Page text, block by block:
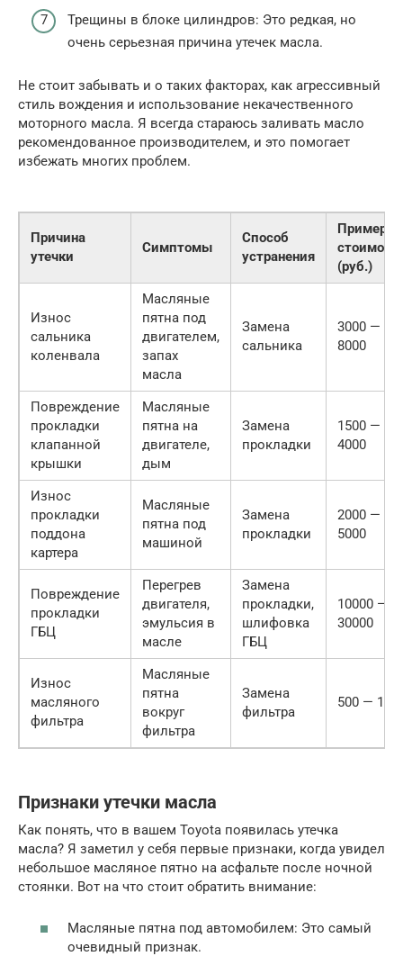
Трещины в блоке цилиндров: Это редкая, но
очень серьезная причина утечек масла.
Не стоит забывать и о таких факторах, как агрессивный
стиль вождения и использование некачественного
моторного масла. Я всегда стараюсь заливать масло
рекомендованное производителем, и это помогает
избежать многих проблем.
Причина
утечки
Симптомы
Способ
устранения
(руб.)
Износ
сальника
коленвала
Масляные
пятна под
двигателем,
запах
масла
Замена
сальника
3000 —
8000
Повреждение
прокладки
клапанной
крышки
Масляные
пятна на
двигателе,
дым
Замена
прокладки
1500 —
4000
Износ
прокладки
поддона
картера
Масляные
пятна под
машиной
Замена
прокладки
2000 —
5000
Повреждение
прокладки
ГБЦ
Перегрев
двигателя,
эмульсия в
масле
Замена
прокладки,
шлифовка
ГБЦ
10000 —
30000
Износ
масляного
фильтра
Масляные
пятна
вокруг
фильтра
Замена
фильтра
500 —
Признаки утечки масла
Как понять, что в вашем Toyota появилась утечка
масла? Я заметил у себя первые признаки, когда увидел
небольшое масляное пятно на асфальте после ночной
стоянки. Вот на что стоит обратить внимание:
Масляные пятна под автомобилем: Это самый
очевидный признак.